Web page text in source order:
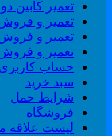
تعمیر کابین دوش۸۸۰۴۲۱۷۴_فروش کابین
تعمیر و فروش
تعمیر و فروش
تعمیر و فروش
حساب کاربری
سبد خرید
شرایط حمل
فروشگاه
لیست علاقه